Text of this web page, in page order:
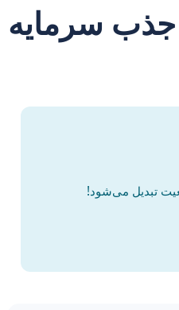
جذب سرمایه
تبدیل می‌شود!